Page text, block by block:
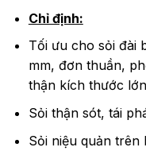
Chỉ định:
Tối ưu cho sỏi đài
mm, đơn thuần,
thận kích thước
Sỏi thận sót, tái
Sỏi niệu quản